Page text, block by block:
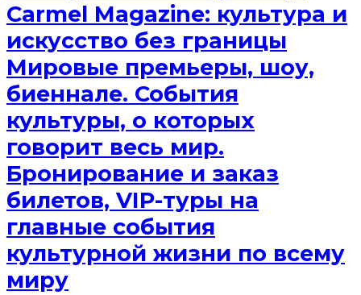
Сarmel Magazine: культура и
искусство без границы
Мировые премьеры, шоу,
биеннале. События
культуры, о которых
говорит весь мир.
Бронирование и заказ
билетов, VIP-туры на
главные события
культурной жизни по всему
миру